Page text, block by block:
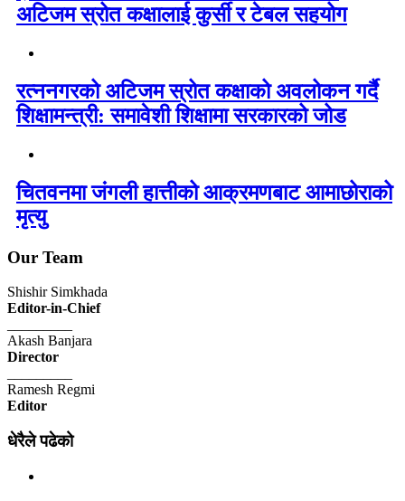
अटिजम स्रोत कक्षालाई कुर्सी र टेबल सहयोग
रत्ननगरको अटिजम स्रोत कक्षाको अवलोकन गर्दै
शिक्षामन्त्री: समावेशी शिक्षामा सरकारको जोड
चितवनमा जंगली हात्तीको आक्रमणबाट आमाछोराको
मृत्यु
Our Team
Shishir Simkhada
Editor-in-Chief
Akash Banjara
Director
Ramesh Regmi
Editor
धेरैले पढेको